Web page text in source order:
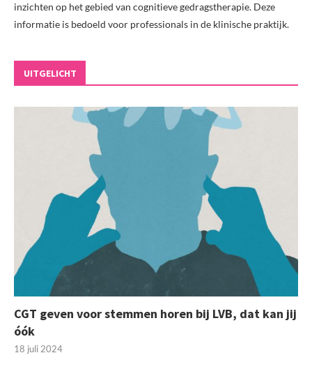
inzichten op het gebied van cognitieve gedragstherapie. Deze
informatie is bedoeld voor professionals in de klinische praktijk.
UITGELICHT
CGT geven voor stemmen horen bij LVB, dat kan jij
óók
18 juli 2024